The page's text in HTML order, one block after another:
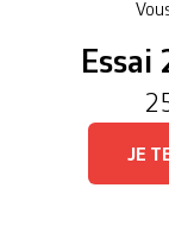
Essai
JE